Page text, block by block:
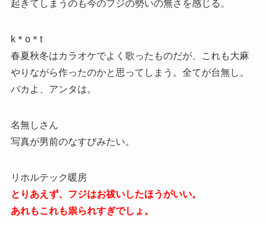
起きてしまうのも今のフジの勢いの無さを感じる。
k＊o＊t
春夏秋冬はカラオケでよく歌ったものだが、これも大麻
やりながら作ったのかと思ってしまう。全てが台無し。
バカよ、アンタは。
名無しさん
写真が男前のなすびみたい。
リホルテック暖房
とりあえず、フジはお祓いしたほうがいい。
あれもこれも祟られすぎでしょ。